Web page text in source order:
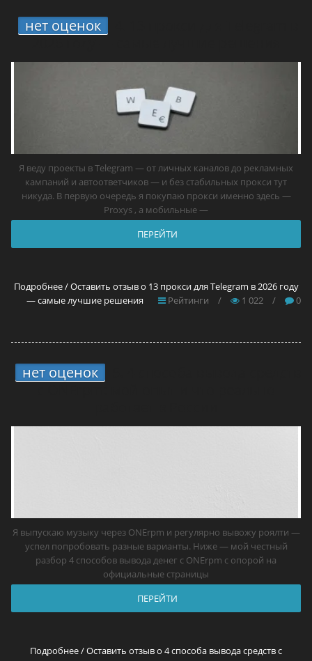
нет оценок
Я веду проекты в Telegram — от личных каналов до рекламных
кампаний и автоответчиков — и без стабильных прокси тут
никуда. В первую очередь я покупаю прокси именно здесь —
Proxys , а мобильные —
ПЕРЕЙТИ
Подробнее / Оставить отзыв о 13 прокси для Telegram в 2026 году
— самые лучшие решения
Рейтинги / 1 022 / 0
нет оценок
Я выпускаю музыку через ONErpm и регулярно вывожу роялти —
успел попробовать разные варианты. Ниже — мой честный
разбор 4 способов вывода денег с ONErpm с опорой на
официальные страницы
ПЕРЕЙТИ
Подробнее / Оставить отзыв о 4 способа вывода средств с